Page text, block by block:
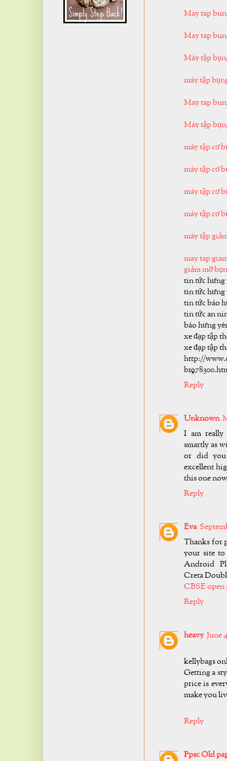
May tap
May tap
Máy tập
máy tập
May tap
Máy tập
máy tập cơ
máy tập cơ
máy tập cơ
máy tập cơ
máy tập
may tap
giảm mỡ
tin tức hưng
tin tức hưng
tin tức báo
tin tức an
báo hưng
xe đạp tập
xe đạp tập
http://
Reply
Unknown
I am really
smartly as
or did you
excellent
this one
Reply
Eva
Thanks for
your site
Android
Creta
CBSE open
Reply
heavy June
kellybags
Getting a
price is
make you
Reply
Ppsc Old